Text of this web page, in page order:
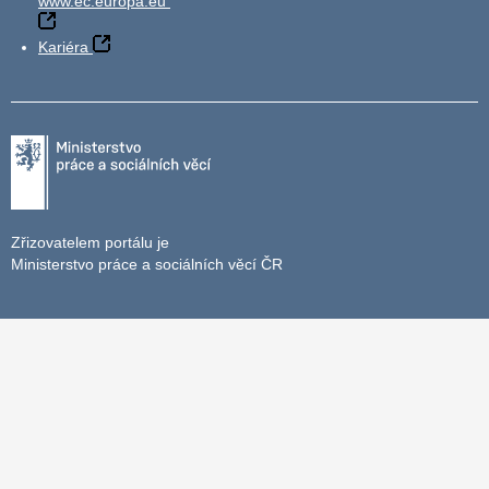
Kariéra
Zřizovatelem portálu je
Ministerstvo práce a sociálních věcí ČR